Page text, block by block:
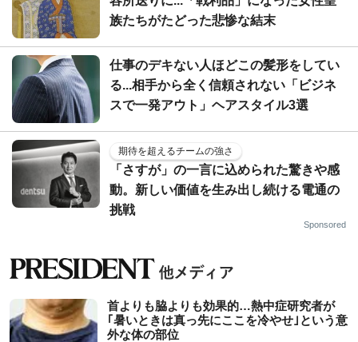
族たちがたどった悲惨な結末
仕事のデキない人ほどこの髪形をしてい
る...相手から全く信頼されない「ビジネ
スで一発アウト」ヘアスタイル3選
期待を超えるチームの強さ
「さすが」の一言に込められた驚きや感
動。新しい価値を生み出し続ける電通の
挑戦
Sponsored
首よりも脇よりも効果的…熱中症研究者が
｢暑いときは真っ先にここを冷やせ｣という意
外な体の部位